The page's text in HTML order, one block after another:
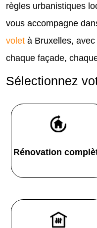
règles urbanistiques
vous accompagne
volet à Bruxelles,
chaque façade,
Sélectionnez
Rénovation